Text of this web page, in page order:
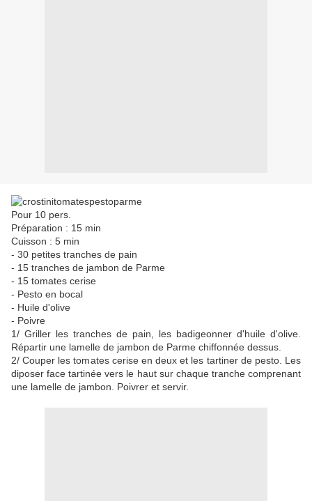
Pour 10 pers.
Préparation : 15 min
Cuisson : 5 min
- 30 petites tranches de pain
- 15 tranches de jambon de Parme
- 15 tomates cerise
- Pesto en bocal
- Huile d'olive
- Poivre
1/ Griller les tranches de pain, les badigeonner d'huile d'olive.
Répartir une lamelle de jambon de Parme chiffonnée dessus.
2/ Couper les tomates cerise en deux et les tartiner de pesto. Les
diposer face tartinée vers le haut sur chaque tranche comprenant
une lamelle de jambon. Poivrer et servir.